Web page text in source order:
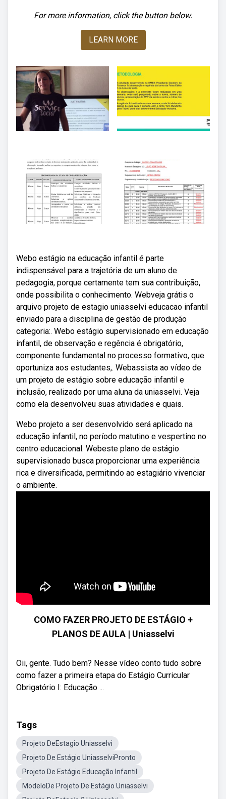
For more information, click the button below.
LEARN MORE
Webo estágio na educação infantil é parte
indispensável para a trajetória de um aluno de
pedagogia, porque certamente tem sua contribuição,
onde possibilita o conhecimento. Webveja grátis o
arquivo projeto de estagio uniasselvi educacao infantil
enviado para a disciplina de gestão de produção
categoria:. Webo estágio supervisionado em educação
infantil, de observação e regência é obrigatório,
componente fundamental no processo formativo, que
oportuniza aos estudantes,. Webassista ao vídeo de
um projeto de estágio sobre educação infantil e
inclusão, realizado por uma aluna da uniasselvi. Veja
como ela desenvolveu suas atividades e quais.
Webo projeto a ser desenvolvido será aplicado na
educação infantil, no período matutino e vespertino no
centro educacional. Webeste plano de estágio
supervisionado busca proporcionar uma experiência
rica e diversificada, permitindo ao estagiário vivenciar
o ambiente.
COMO FAZER PROJETO DE ESTÁGIO +
PLANOS DE AULA | Uniasselvi
Oii, gente. Tudo bem? Nesse vídeo conto tudo sobre
como fazer a primeira etapa do Estágio Curricular
Obrigatório I: Educação ...
Tags
Projeto DeEstagio Uniasselvi
Projeto De Estágio UniasselviPronto
Projeto De Estágio Educação Infantil
ModeloDe Projeto De Estágio Uniasselvi